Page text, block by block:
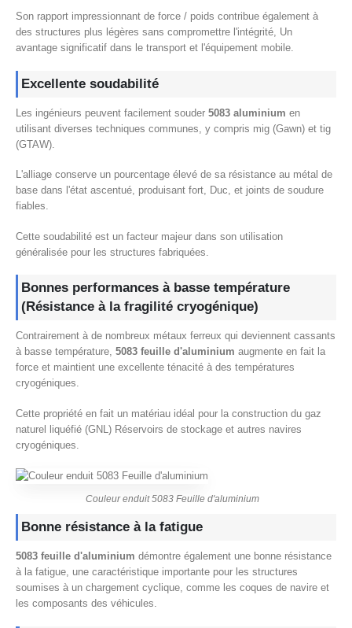
Son rapport impressionnant de force / poids contribue également à
des structures plus légères sans compromettre l'intégrité, Un
avantage significatif dans le transport et l'équipement mobile.
Excellente soudabilité
Les ingénieurs peuvent facilement souder 5083 aluminium en
utilisant diverses techniques communes, y compris mig (Gawn) et tig
(GTAW).
L'alliage conserve un pourcentage élevé de sa résistance au métal de
base dans l'état ascentué, produisant fort, Duc, et joints de soudure
fiables.
Cette soudabilité est un facteur majeur dans son utilisation
généralisée pour les structures fabriquées.
Bonnes performances à basse température
(Résistance à la fragilité cryogénique)
Contrairement à de nombreux métaux ferreux qui deviennent cassants
à basse température, 5083 feuille d'aluminium augmente en fait la
force et maintient une excellente ténacité à des températures
cryogéniques.
Cette propriété en fait un matériau idéal pour la construction du gaz
naturel liquéfié (GNL) Réservoirs de stockage et autres navires
cryogéniques.
Couleur enduit 5083 Feuille d'aluminium
Bonne résistance à la fatigue
5083 feuille d'aluminium démontre également une bonne résistance
à la fatigue, une caractéristique importante pour les structures
soumises à un chargement cyclique, comme les coques de navire et
les composants des véhicules.